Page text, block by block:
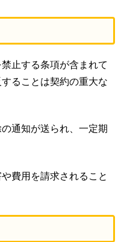
止する条項が含まれて
ることは契約の重大な
通知が送られ、一定期
費用を請求されること